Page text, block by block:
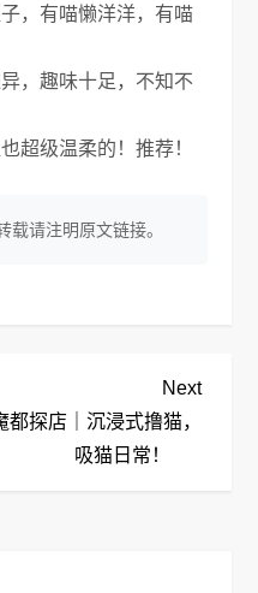
，有喵懒洋洋，有喵
，趣味十足，不知不
超级温柔的！推荐！
载请注明原文链接。
Next
Next
都探店｜沉浸式撸猫，
吸猫日常！